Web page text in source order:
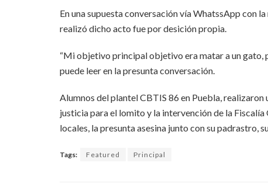
En una supuesta conversación vía WhatssApp con
realizó dicho acto fue por desición propia.
“Mi objetivo principal objetivo era matar a un gato,
puede leer en la presunta conversación.
Alumnos del plantel CBTIS 86 en Puebla,
justicia para el lomito y la intervención de la Fiscalía
locales, la presunta asesina junto con su padrastro,
Tags: Featured Principal